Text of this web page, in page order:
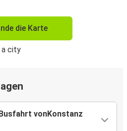
die Karte
vonKonstanz